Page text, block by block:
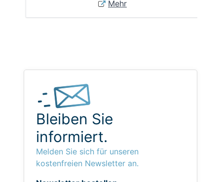
Mehr
Bleiben Sie
informiert.
Melden Sie sich für unseren
kostenfreien Newsletter an.